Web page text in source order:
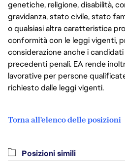
genetiche, religione, disabilità,
gravidanza, stato civile, stato
o qualsiasi altra caratteristica
conformità con le leggi vigenti,
considerazione anche i
precedenti penali. EA rende
lavorative per persone
richiesto dalle leggi vigenti.
Torna all'elenco delle posizioni
Posizioni simili